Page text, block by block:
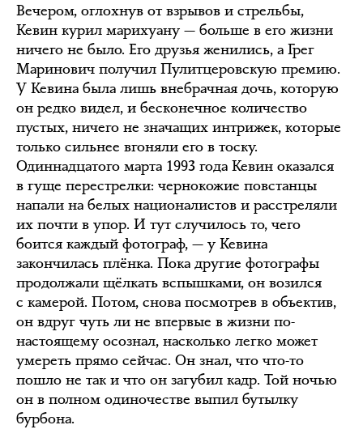
Вечером, оглохнув от взрывов и стрельбы,
Кевин курил марихуану — больше в его жизни
ничего не было. Его друзья женились, а Грег
Маринович получил Пулитцеровскую премию.
У Кевина была лишь внебрачная дочь, которую
он редко видел, и бесконечное количество
пустых, ничего не значащих интрижек, которые
только сильнее вгоняли его в тоску.
Одиннадцатого марта 1993 года Кевин оказался
в гуще перестрелки: чернокожие повстанцы
напали на белых националистов и расстреляли
их почти в упор. И тут случилось то, чего
боится каждый фотограф, — у Кевина
закончилась плёнка. Пока другие фотографы
продолжали щёлкать вспышками, он возился
с камерой. Потом, снова посмотрев в объектив,
он вдруг чуть ли не впервые в жизни по-
настоящему осознал, насколько легко может
умереть прямо сейчас. Он знал, что что-то
пошло не так и что он загубил кадр. Той ночью
он в полном одиночестве выпил бутылку
бурбона.